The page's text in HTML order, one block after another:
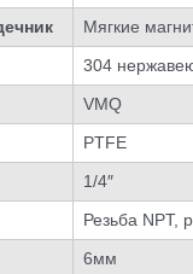
Мягкие
304
VMQ
PTFE
1/4″
Резьба NPT,
6мм